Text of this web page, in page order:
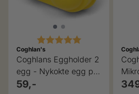
Karakter: 5.0 av 5 mulige
Coghlan's
Coghlans Eggholder 2
egg - Nykokte egg på
tur til frokost
59,-
cm